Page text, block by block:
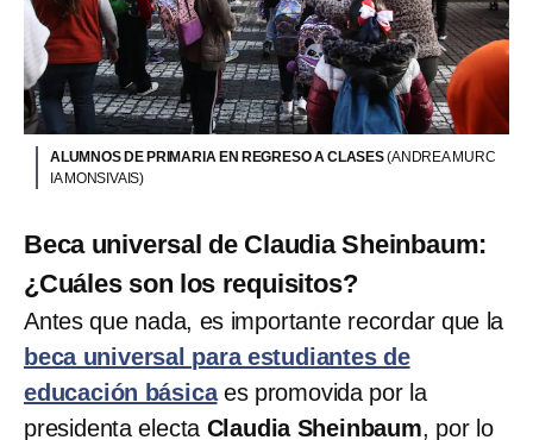
ALUMNOS DE PRIMARIA EN REGRESO A CLASES(ANDREA MURC
IA MONSIVAIS)
Beca universal de Claudia Sheinbaum:
¿Cuáles son los requisitos?
Antes que nada, es importante recordar que la
beca universal para estudiantes de
educación básicaes promovida por la
presidenta electa Claudia Sheinbaum, por lo